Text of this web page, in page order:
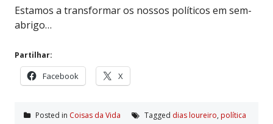
Estamos a transformar os nossos políticos em sem-
abrigo…
Partilhar:
Facebook X
Posted in Coisas da Vida Tagged dias loureiro, polí­tica